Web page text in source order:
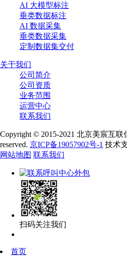
AI 大模型标注
垂类数据标注
AI 数据采集
垂类数据采集
定制数据集交付
关于我们
公司简介
公司资质
业务范围
运营中心
联系我们
Copyright © 2015-2021 北京美宸互
reserved. 京ICP备19057902号-1 技术
网站地图 联系我们
扫码关注我们
首页